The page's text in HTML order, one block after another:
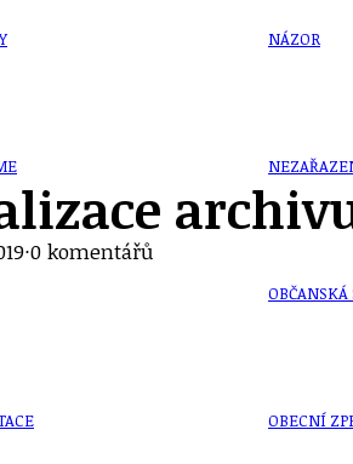
NÁZOR
OBČANSKÁ
OBECNÍ
·0 komentářů